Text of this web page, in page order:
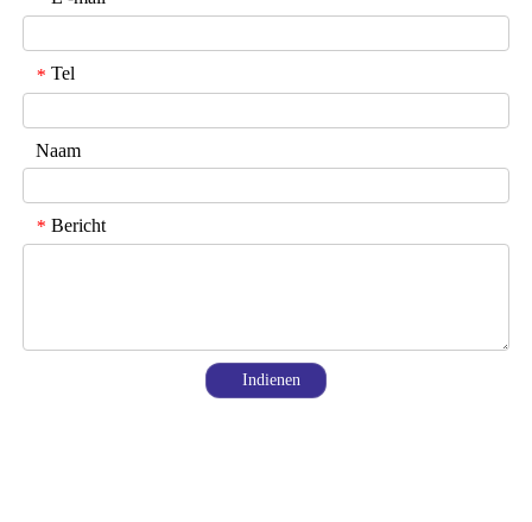
* Tel
Naam
* Bericht
Indienen